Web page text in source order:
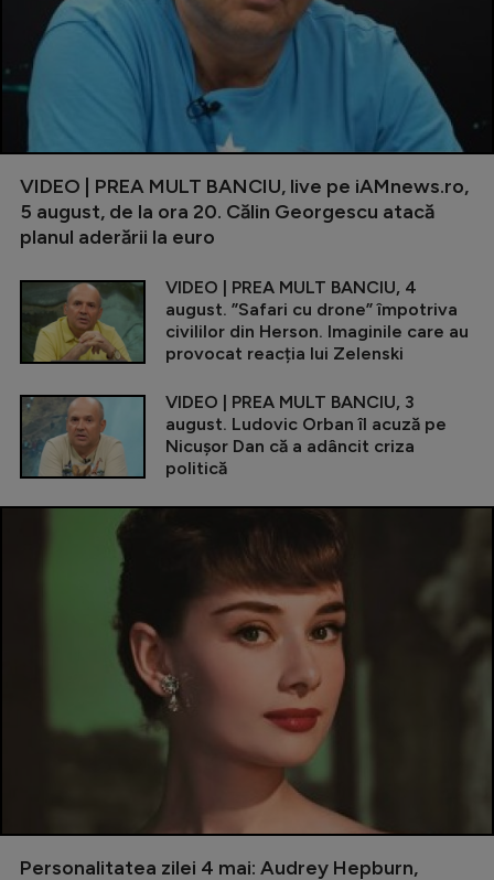
VIDEO | PREA MULT BANCIU, live pe iAMnews.ro,
5 august, de la ora 20. Călin Georgescu atacă
planul aderării la euro
VIDEO | PREA MULT BANCIU, 4
august. ”Safari cu drone” împotriva
civililor din Herson. Imaginile care au
provocat reacția lui Zelenski
VIDEO | PREA MULT BANCIU, 3
august. Ludovic Orban îl acuză pe
Nicușor Dan că a adâncit criza
politică
Personalitatea zilei 4 mai: Audrey Hepburn,